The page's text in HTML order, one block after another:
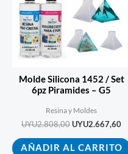
Molde Silicona 1452 / Set
6pz Piramides – G5
Resina y Moldes
UYU2.808,00UYU2.667,60
AÑADIR AL CARRITO